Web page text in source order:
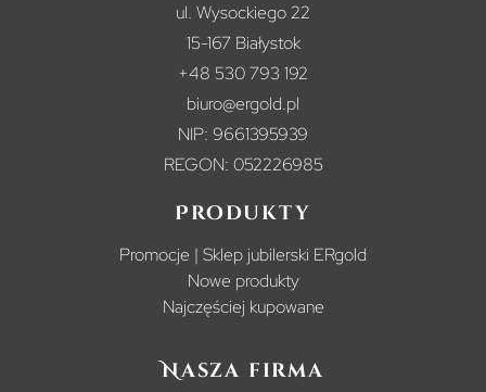
ul. Wysockiego 22
15-167 Białystok
+48 530 793 192
biuro@ergold.pl
NIP: 9661395939
REGON: 052226985
Produkty
Promocje | Sklep jubilerski ERgold
Nowe produkty
Najczęściej kupowane
Nasza firma